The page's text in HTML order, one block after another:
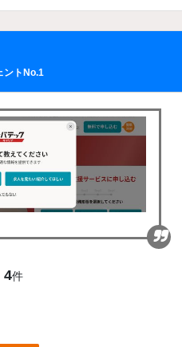
ントNo.1
4件